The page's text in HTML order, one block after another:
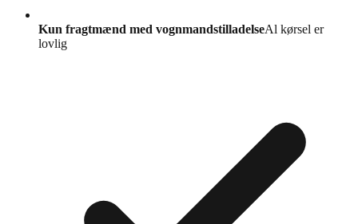
Kun fragtmænd med vognmandstilladelseAl kørsel er
lovlig